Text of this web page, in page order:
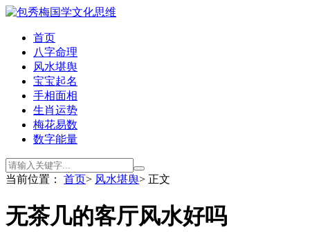
首页
八字命理
风水堪舆
宝宝起名
手相面相
生肖运势
梅花易数
数字能量
当前位置： 首页> 风水堪舆> 正文
无茶几的客厅风水好吗